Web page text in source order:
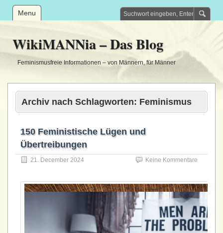
Menu
WikiMANNia – Das Blog
Feminismusfreie Informationen – von Männern, für Männer
Archiv nach Schlagworten: Feminismus
150 Feministische Lügen und
Übertreibungen
21. December 2024 Keine Kommentare